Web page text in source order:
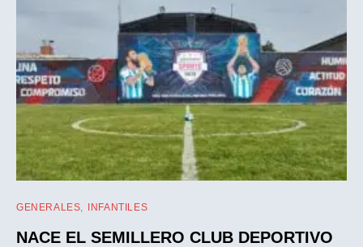
GENERALES INFANTILES
NACE EL SEMILLERO CLUB DEPORTIVO